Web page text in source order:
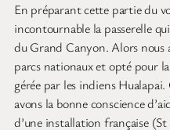
En préparant cette partie du
incontournable la passerelle
du Grand Canyon. Alors nous
parcs nationaux et opté pour
gérée par les indiens
avons la bonne conscience
d’une installation française (St